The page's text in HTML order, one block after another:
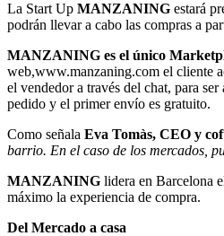
La Start Up MANZANING estará
podrán llevar a cabo las compras a
MANZANING es el único
web,www.manzaning.com el cliente
el vendedor a través del chat, para
pedido y el primer envío es gratuito.
Como señala Eva Tomàs, CEO y
barrio. En el caso de los mercados,
MANZANING lidera en Barcelona
máximo la experiencia de compra.
Del Mercado a casa